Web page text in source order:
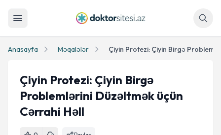
Anasayfa Məqalələr
Çiyin Protezi: Çiyin Birgə
Problemlərini Düzəltmək üçün
Cərrahi Həll